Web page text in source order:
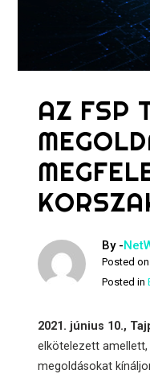
AZ FSP
By -
Posted
Posted in
2021. június 10.,
elkötelezett
megoldásokat